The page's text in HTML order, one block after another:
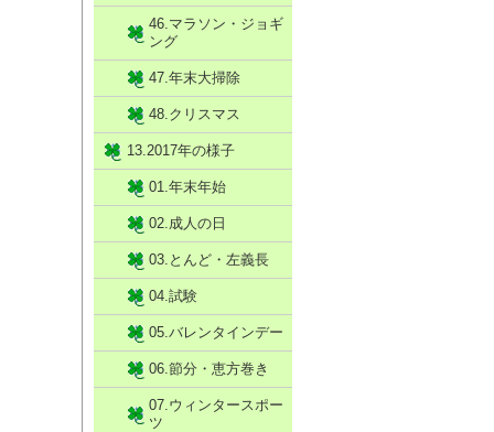
46.マラソン・ジョギ
ング
47.年末大掃除
48.クリスマス
13.2017年の様子
01.年末年始
02.成人の日
03.とんど・左義長
04.試験
05.バレンタインデー
06.節分・恵方巻き
07.ウィンタースポー
ツ